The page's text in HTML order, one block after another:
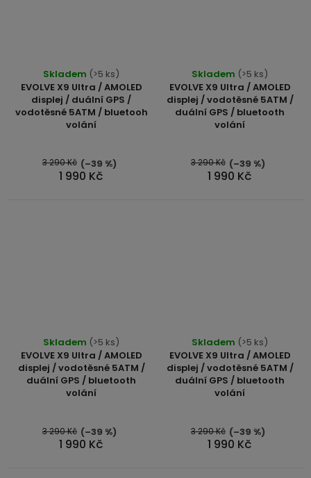
EVOLVE X9 Ultra / AMOLED
displej / duální GPS /
vodotěsné 5ATM / bluetooh
volání
hodnocení
produktu
je
5,0
5
hvězdiček.
Skladem (>5 ks)
1 990 Kč
3 290 Kč (–39 %)
EVOLVE X9 Ultra / AMOLED
displej / vodotěsné 5ATM /
duální GPS / bluetooth
volání
Skladem (>5 ks)
1 990 Kč
3 290 Kč (–39 %)
EVOLVE X9 Ultra / AMOLED
displej / vodotěsné 5ATM /
duální GPS / bluetooth
volání
Skladem (>5 ks)
1 990 Kč
3 290 Kč (–39 %)
EVOLVE X9 Ultra / AMOLED
displej / vodotěsné 5ATM /
duální GPS / bluetooth
volání
Skladem (>5 ks)
1 990 Kč
3 290 Kč (–39 %)